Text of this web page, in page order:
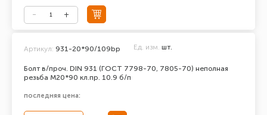
Болт в/проч. DIN 931 (ГОСТ 7798-70, 7805-70) неполная
резьба М20*90 кл.пр. 10.9 б/п
Артикул: 931-20*90/109bp Ед. изм. шт.
последняя цена: